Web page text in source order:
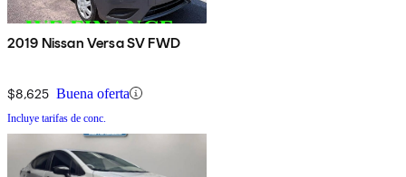
2019 Nissan Versa SV FWD
$8,625 Buena oferta
Incluye tarifas de conc.